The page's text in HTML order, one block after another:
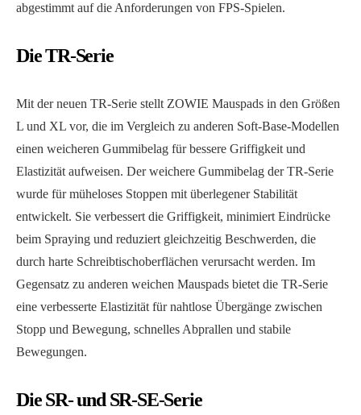
abgestimmt auf die Anforderungen von FPS-Spielen.
Die TR-Serie
Mit der neuen TR-Serie stellt ZOWIE Mauspads in den Größen
L und XL vor, die im Vergleich zu anderen Soft-Base-Modellen
einen weicheren Gummibelag für bessere Griffigkeit und
Elastizität aufweisen. Der weichere Gummibelag der TR-Serie
wurde für müheloses Stoppen mit überlegener Stabilität
entwickelt. Sie verbessert die Griffigkeit, minimiert Eindrücke
beim Spraying und reduziert gleichzeitig Beschwerden, die
durch harte Schreibtischoberflächen verursacht werden. Im
Gegensatz zu anderen weichen Mauspads bietet die TR-Serie
eine verbesserte Elastizität für nahtlose Übergänge zwischen
Stopp und Bewegung, schnelles Abprallen und stabile
Bewegungen.
Die SR- und SR-SE-Serie